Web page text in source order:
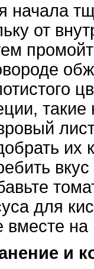
начала
от
такие
их
для
вместе
и